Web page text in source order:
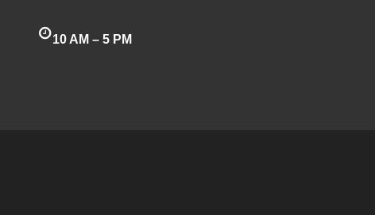
10 AM – 5 PM